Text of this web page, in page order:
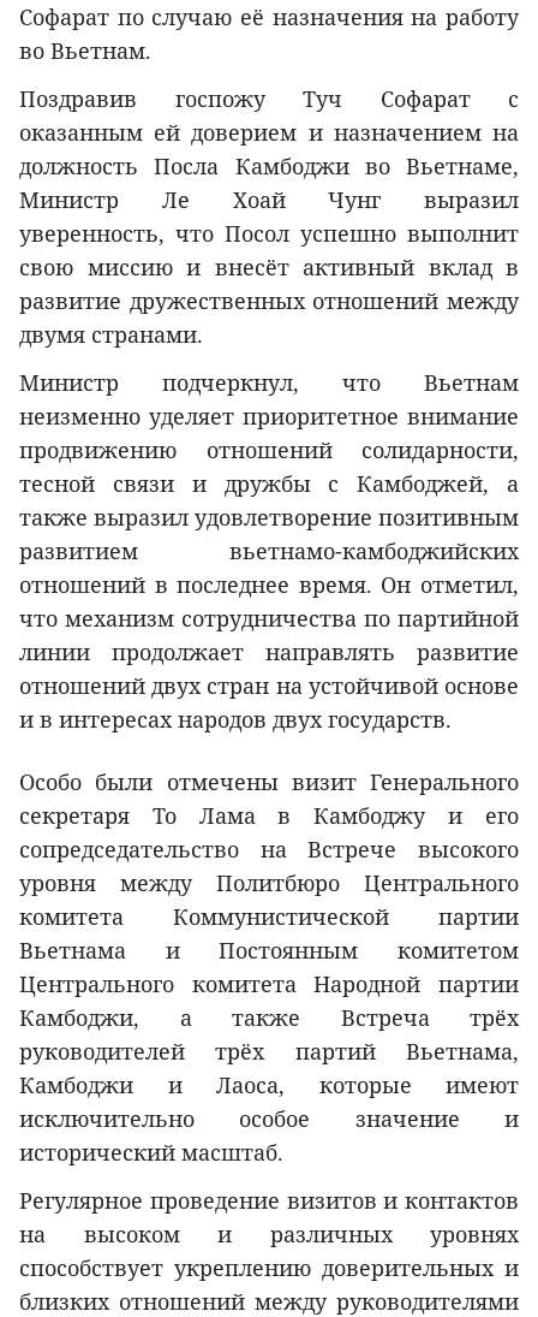
Софарат по случаю её назначения на работу
во Вьетнам.
Поздравив госпожу Туч Софарат с
оказанным ей доверием и назначением на
должность Посла Камбоджи во Вьетнаме,
Министр Ле Хоай Чунг выразил
уверенность, что Посол успешно выполнит
свою миссию и внесёт активный вклад в
развитие дружественных отношений между
двумя странами.
Министр подчеркнул, что Вьетнам
неизменно уделяет приоритетное внимание
продвижению отношений солидарности,
тесной связи и дружбы с Камбоджей, а
также выразил удовлетворение позитивным
развитием вьетнамо-камбоджийских
отношений в последнее время. Он отметил,
что механизм сотрудничества по партийной
линии продолжает направлять развитие
отношений двух стран на устойчивой основе
и в интересах народов двух государств.
Особо были отмечены визит Генерального
секретаря То Лама в Камбоджу и его
сопредседательство на Встрече высокого
уровня между Политбюро Центрального
комитета Коммунистической партии
Вьетнама и Постоянным комитетом
Центрального комитета Народной партии
Камбоджи, а также Встреча трёх
руководителей трёх партий Вьетнама,
Камбоджи и Лаоса, которые имеют
исключительно особое значение и
исторический масштаб.
Регулярное проведение визитов и контактов
на высоком и различных уровнях
способствует укреплению доверительных и
близких отношений между руководителями